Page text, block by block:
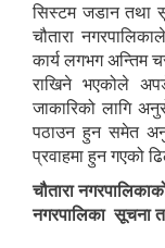
सिस्टम जडान तथा
चौतारा
कार्य लगभग अन्तिम
राखिने भएकोले
जाकारिको लागि
पठाउन हुन समेत
प्रवाहमा हुन गएको
चौतारा
नगरपालिका सूचना